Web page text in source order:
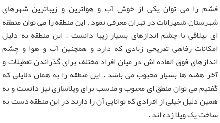
فشم را می توان یکی از خوش آب و هواترین و زیباترین شهرهای
شهرستان شمیرانات در تهران معرفی نمود . این منطقه را می توان منطقه
ای ییلاقی با چشم اندازهای بسیار زیبا دانست . این منطقه به دلیل
امکانات رفاهی تفریحی زیادی که دارد و همچنین آب و هوا و چشم
اندازهای فوق العاده اش در میان افراد مختلف برای گذراندن تعطیلات و
آخر هفته ها بسیار محبوب می باشد . این منطقه را به همان دلایلی که
گفتیم می توان منطق ای محبوب و مناسب برای ویلاسازی نیز دانست و به
همین دلیل خیلی از افرادی که توانایی آن را دارند در این منطقه دست به
ساخت یک ویلا زده اند .